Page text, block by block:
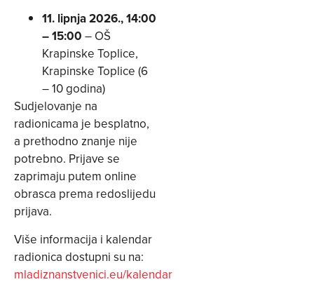
11. lipnja 2026., 14:00
– 15:00 – OŠ
Krapinske Toplice,
Krapinske Toplice (6
– 10 godina)
Sudjelovanje na
radionicama je besplatno,
a prethodno znanje nije
potrebno. Prijave se
zaprimaju putem online
obrasca prema redoslijedu
prijava.
Više informacija i kalendar
radionica dostupni su na:
mladiznanstvenici.eu/kalendar